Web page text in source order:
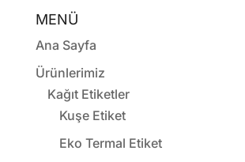
MENÜ
Ana Sayfa
Ürünlerimiz
Kağıt Etiketler
Kuşe Etiket
Eko Termal Etiket